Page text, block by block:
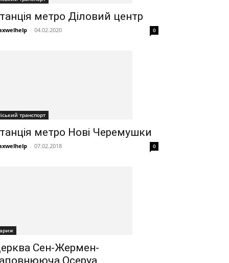
метро Діловий центр
- 04.02.2020 0
транспорт
метро Нові Черемушки
- 07.02.2018 0
Сен-Жермен-